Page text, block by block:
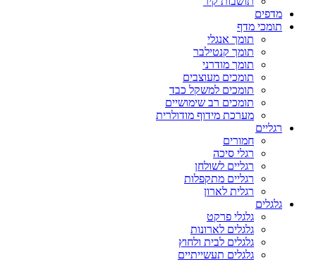
מדפים
תומכי מדף
תומך אנגלי
תומך קנטילבר
תומך מודרני
תומכים מעוצבים
תומכים למשקל כבד
תומכים רב שימושיים
מערכת מידוף מודולרית
רגליים
חמורים
רגלי סיכה
רגליים לשולחן
רגליים מתקפלות
רגלית לארון
גלגלים
גלגלי פרקט
גלגלים לארונות
גלגלים לבית ולחוץ
גלגלים תעשייתיים